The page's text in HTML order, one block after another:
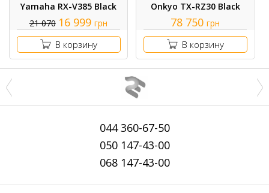
Yamaha RX-V385 Black
21 070 16 999 грн
В корзину
Onkyo TX-RZ30 Black
78 750 грн
В корзину
044360-67-50
050147-43-00
068147-43-00